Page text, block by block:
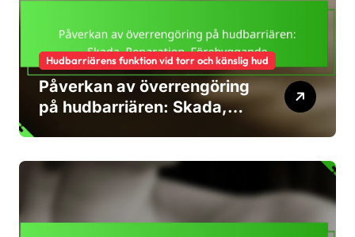
Hudbarriärens funktion vid torr och känslig hud
Påverkan av överrengöring
på hudbarriären: Skada,